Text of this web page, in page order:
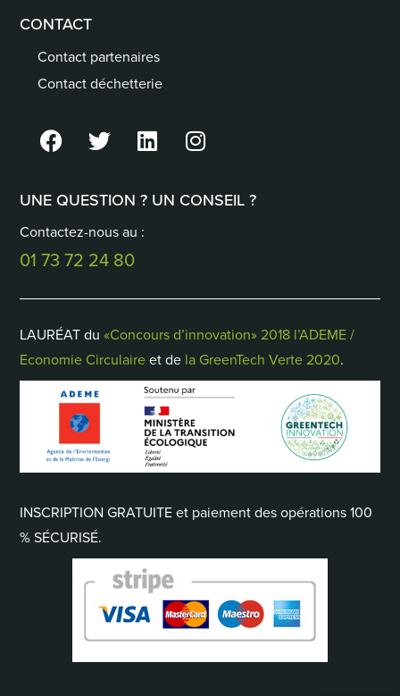
CONTACT
Contact partenaires
Contact déchetterie
UNE QUESTION ? UN CONSEIL ?
Contactez-nous au :
01 73 72 24 80
LAURÉAT du«Concours d’innovation» 2018 l’ADEME /
Economie Circulaireet de la GreenTech Verte 2020.
INSCRIPTION GRATUITE et paiement des opérations 100
% SÉCURISÉ.